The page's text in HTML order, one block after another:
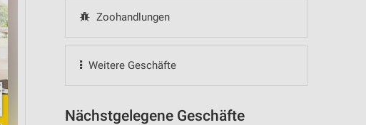
Zoohandlungen
Weitere Geschäfte
Nächstgelegene Geschäfte